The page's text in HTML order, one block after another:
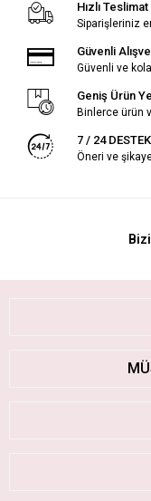
Hızlı Teslimat
Siparişleriniz
Güvenli
Güvenli ve
Geniş Ürün
Binlerce ürün
7 / 24 DESTEK
Öneri ve